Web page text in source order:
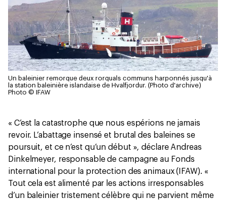
Un baleinier remorque deux rorquals communs harponnés jusqu'à
la station baleinière islandaise de Hvalfjordur. (Photo d'archive)
Photo © IFAW
« C’est la catastrophe que nous espérions ne jamais
revoir. L’abattage insensé et brutal des baleines se
poursuit, et ce n’est qu’un début », déclare Andreas
Dinkelmeyer, responsable de campagne au Fonds
international pour la protection des animaux (IFAW). «
Tout cela est alimenté par les actions irresponsables
d’un baleinier tristement célèbre qui ne parvient même